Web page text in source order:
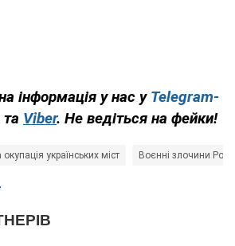
інформація у нас у Telegram-
та Viber. Не ведіться на фейки!
українських міст Воєнні злочини Росії